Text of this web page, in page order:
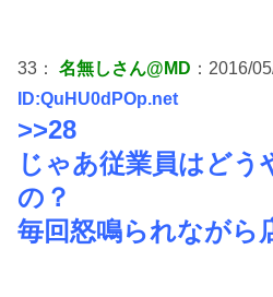
33： 名無しさん@MD ：2016/
ID:QuHU0dPOp.net
>>28
じゃあ従業員はどう
の？
毎回怒鳴られながら